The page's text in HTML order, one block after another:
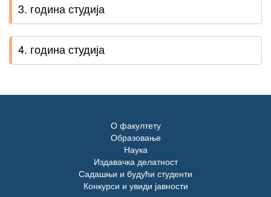
3. година студија
4. година студија
О факултету
Образовање
Наука
Издавачка делатност
Садашњи и будући студенти
Конкурси и увиди јавности